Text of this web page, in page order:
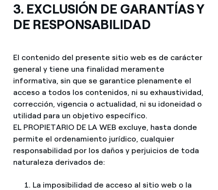
3. EXCLUSIÓN DE GARANTÍAS Y
DE RESPONSABILIDAD
El contenido del presente sitio web es de carácter
general y tiene una finalidad meramente
informativa, sin que se garantice plenamente el
acceso a todos los contenidos, ni su exhaustividad,
corrección, vigencia o actualidad, ni su idoneidad o
utilidad para un objetivo específico.
EL PROPIETARIO DE LA WEB excluye, hasta donde
permite el ordenamiento jurídico, cualquier
responsabilidad por los daños y perjuicios de toda
naturaleza derivados de:
La imposibilidad de acceso al sitio web o la